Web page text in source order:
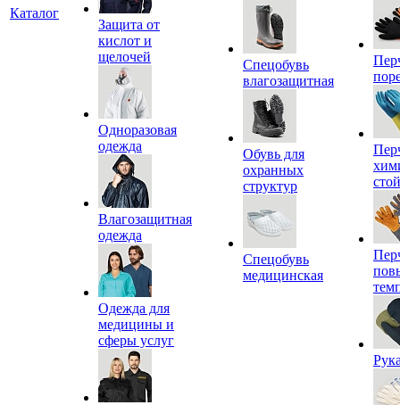
Каталог
Защита от
кислот и
щелочей
Одноразовая
одежда
Влагозащитная
одежда
Одежда для
медицины и
сферы услуг
Спецобувь
влагозащитная
Обувь для
охранных
структур
Спецобувь
медицинская